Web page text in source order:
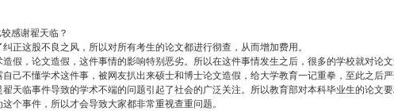
感谢翟天临？
正这股不良之风，所以对所有考生的论文都进行彻查，从而增加费用。
假，论文造假，这件事情的影响特别恶劣。所以在这件事情发生之后，很多的学校就对论文
己不懂学术这件事，被网友扒出来硕士和博士论文造假，给大学教育一记重拳，至此之后
天临事件导致的学术不端的问题引起了社会的广泛关注。所以教育部对本科毕业生的论文
个事件，所以才会导致大家都非常重视查重问题。